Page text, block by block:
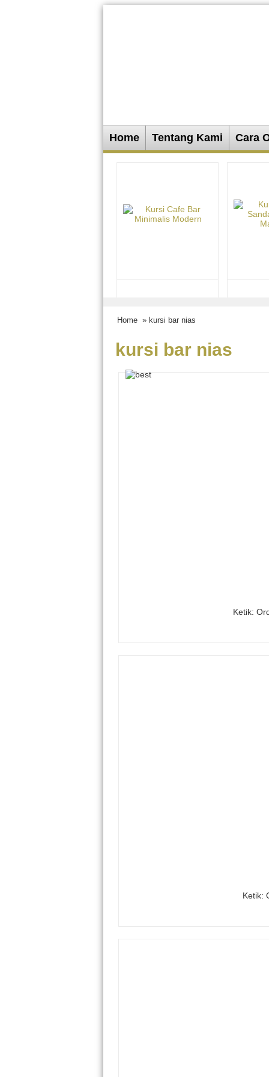
Home Tentang Kami Cara
Home » kursi bar nias
kursi bar nias
Ketik:
Ketik: